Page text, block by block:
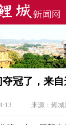
夺冠了，来
来源：鲤城